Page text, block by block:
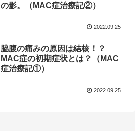
の影。（MAC症治療記②）
2022.09.25
脇腹の痛みの原因は結核！？
MAC症の初期症状とは？（MAC
症治療記①）
2022.09.25